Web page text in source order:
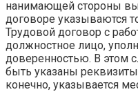
нанимающей стороны
договоре указываются
Трудовой договор с
должностное лицо,
доверенностью. В этом
быть указаны
конечно, указывается